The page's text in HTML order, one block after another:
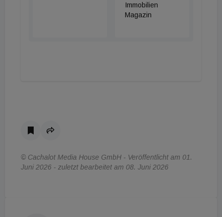
Immobilien
Magazin
© Cachalot Media House GmbH - Veröffentlicht am 01.
Juni 2026 - zuletzt bearbeitet am 08. Juni 2026